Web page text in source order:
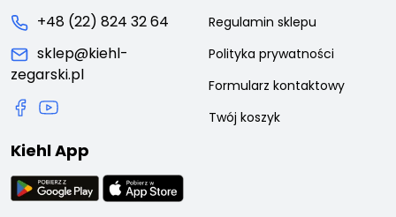
+48 (22) 824 32 64
sklep@kiehl-
zegarski.pl
Kiehl App
Regulamin sklepu
Polityka prywatności
Formularz kontaktowy
Twój koszyk